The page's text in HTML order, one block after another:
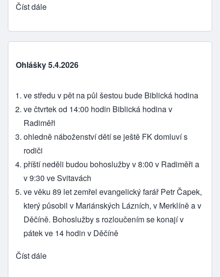
Číst dále
Ohlášky 5.4.2026
ve středu v pět na půl šestou bude Biblická hodina
ve čtvrtek od 14:00 hodin Biblická hodina v
Radiměři
ohledně náboženství dětí se ještě FK domluví s
rodiči
příští neděli budou bohoslužby v 8:00 v Radiměři a
v 9:30 ve Svitavách
ve věku 89 let zemřel evangelický farář Petr Čapek,
který působil v Mariánských Lázních, v Merklíně a v
Děčíně. Bohoslužby s rozloučením se konají v
pátek ve 14 hodin v Děčíně
Číst dále